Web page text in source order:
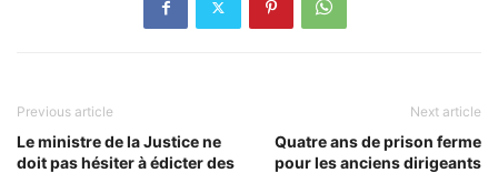
Previous article
Le ministre de la Justice ne
doit pas hésiter à édicter des
Next article
Quatre ans de prison ferme
pour les anciens dirigeants